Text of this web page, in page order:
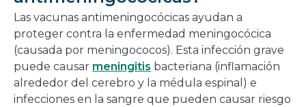
Las vacunas antimeningocócicas ayudan a
proteger contra la enfermedad meningocócica
(causada por meningococos). Esta infección grave
puede causar meningitis bacteriana (inflamación
alrededor del cerebro y la médula espinal) e
infecciones en la sangre que pueden causar riesgo